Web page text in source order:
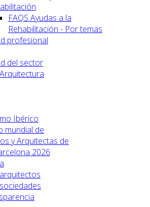
FAQS Ayudas a la
Rehabilitación - Por temas
profesional
del sector
Ibérico
mundial de
y Arquitectas de
2026